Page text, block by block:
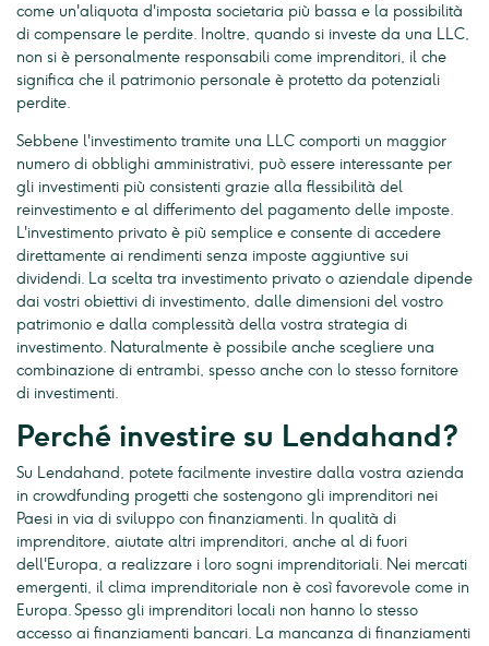
come un'aliquota d'imposta societaria più bassa e la possibilità
di compensare le perdite. Inoltre, quando si investe da una LLC,
non si è personalmente responsabili come imprenditori, il che
significa che il patrimonio personale è protetto da potenziali
perdite.
Sebbene l'investimento tramite una LLC comporti un maggior
numero di obblighi amministrativi, può essere interessante per
gli investimenti più consistenti grazie alla flessibilità del
reinvestimento e al differimento del pagamento delle imposte.
L'investimento privato è più semplice e consente di accedere
direttamente ai rendimenti senza imposte aggiuntive sui
dividendi. La scelta tra investimento privato o aziendale dipende
dai vostri obiettivi di investimento, dalle dimensioni del vostro
patrimonio e dalla complessità della vostra strategia di
investimento. Naturalmente è possibile anche scegliere una
combinazione di entrambi, spesso anche con lo stesso fornitore
di investimenti.
Perché investire su Lendahand?
Su Lendahand, potete facilmente investire dalla vostra azienda
in crowdfunding progetti che sostengono gli imprenditori nei
Paesi in via di sviluppo con finanziamenti. In qualità di
imprenditore, aiutate altri imprenditori, anche al di fuori
dell'Europa, a realizzare i loro sogni imprenditoriali. Nei mercati
emergenti, il clima imprenditoriale non è così favorevole come in
Europa. Spesso gli imprenditori locali non hanno lo stesso
accesso ai finanziamenti bancari. La mancanza di finanziamenti